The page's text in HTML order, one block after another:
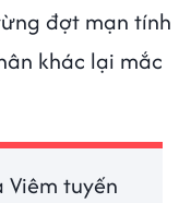
đợt mạn tính
khác lại mắc
Viêm tuyến